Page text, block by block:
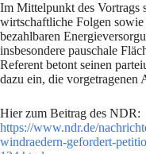
Im Mittelpunkt des Vortrags
wirtschaftliche Folgen
bezahlbaren
insbesondere pauschale
Referent betont seinen
dazu ein, die vorgetragenen
Hier zum Beitrag des NDR:
https://www.ndr.de/
windraedern-gefordert-